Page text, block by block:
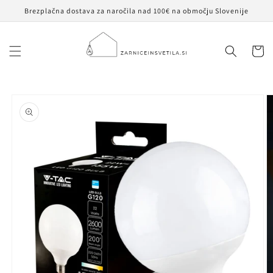
na
vsebino
Brezplačna dostava za naročila nad 100€ na območju Slovenije
informacije
o izdelku